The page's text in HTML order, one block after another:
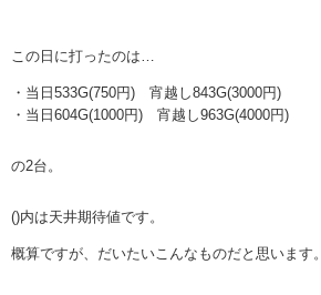
この日に打ったのは…
・当日533G(750円) 宵越し843G(3000円)
・当日604G(1000円) 宵越し963G(4000円)
の2台。
()内は天井期待値です。
概算ですが、だいたいこんなものだと思います。